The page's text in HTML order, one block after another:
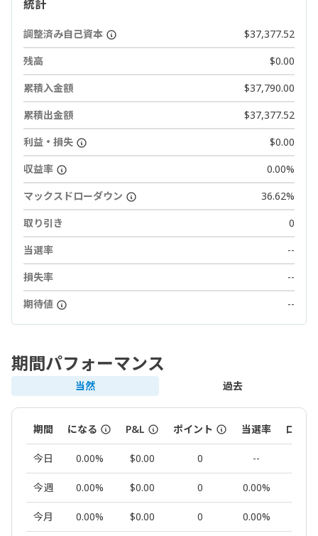
統計
調整済み自己資本
$37,377.52
残高
$0.00
累積入金額
$37,790.00
累積出金額
$37,377.52
利益・損失
$0.00
収益率
0.00%
マックスドローダウン
36.62%
取り引き
0
当選率
--
損失率
--
期待値
--
期間パフォーマンス
当然 過去
期間 になる P&L ポイント 当選率 ロット
今日 0.00% $0.00 0 --
今週 0.00% $0.00 0 0.00%
今月 0.00% $0.00 0 0.00%